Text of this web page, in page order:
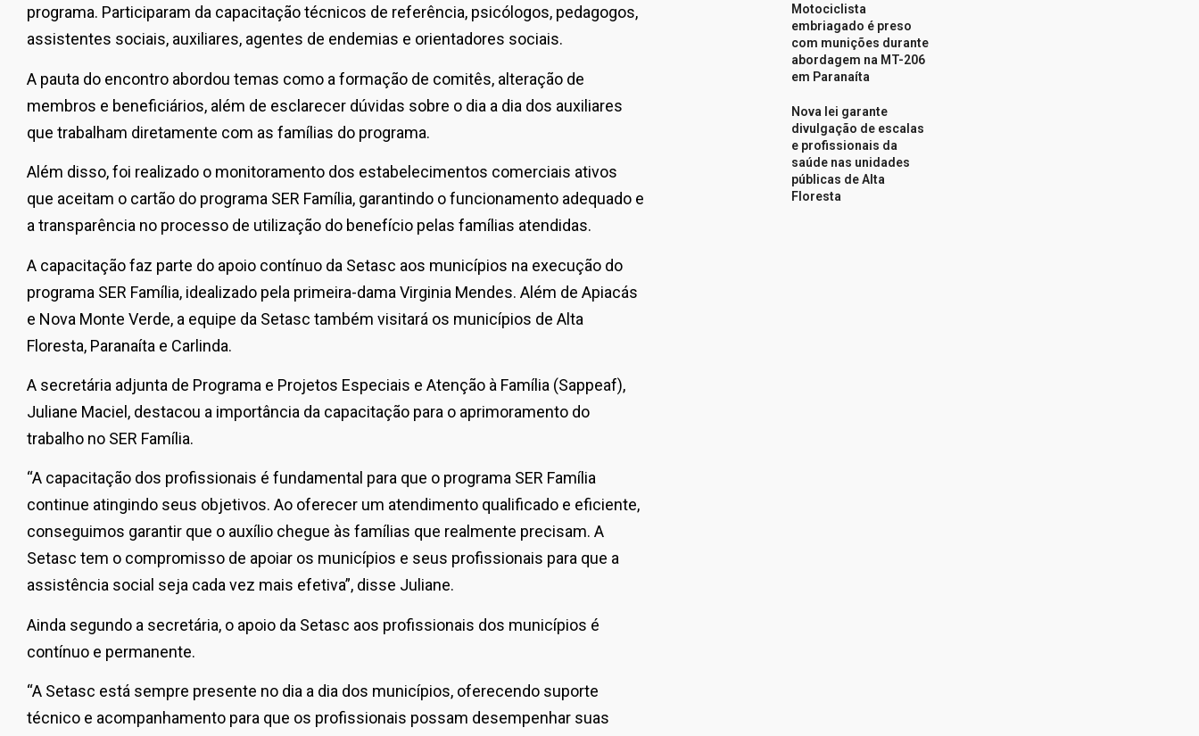
programa. Participaram da capacitação técnicos de referência, psicólogos, pedagogos,
assistentes sociais, auxiliares, agentes de endemias e orientadores sociais.
A pauta do encontro abordou temas como a formação de comitês, alteração de
membros e beneficiários, além de esclarecer dúvidas sobre o dia a dia dos auxiliares
que trabalham diretamente com as famílias do programa.
Além disso, foi realizado o monitoramento dos estabelecimentos comerciais ativos
que aceitam o cartão do programa SER Família, garantindo o funcionamento adequado e
a transparência no processo de utilização do benefício pelas famílias atendidas.
A capacitação faz parte do apoio contínuo da Setasc aos municípios na execução do
programa SER Família, idealizado pela primeira-dama Virginia Mendes. Além de Apiacás
e Nova Monte Verde, a equipe da Setasc também visitará os municípios de Alta
Floresta, Paranaíta e Carlinda.
A secretária adjunta de Programa e Projetos Especiais e Atenção à Família (Sappeaf),
Juliane Maciel, destacou a importância da capacitação para o aprimoramento do
trabalho no SER Família.
“A capacitação dos profissionais é fundamental para que o programa SER Família
continue atingindo seus objetivos. Ao oferecer um atendimento qualificado e eficiente,
conseguimos garantir que o auxílio chegue às famílias que realmente precisam. A
Setasc tem o compromisso de apoiar os municípios e seus profissionais para que a
assistência social seja cada vez mais efetiva”, disse Juliane.
Ainda segundo a secretária, o apoio da Setasc aos profissionais dos municípios é
contínuo e permanente.
“A Setasc está sempre presente no dia a dia dos municípios, oferecendo suporte
técnico e acompanhamento para que os profissionais possam desempenhar suas
Motociclista
embriagado é preso
com munições durante
abordagem na MT-206
em Paranaíta
Nova lei garante
divulgação de escalas
e profissionais da
saúde nas unidades
públicas de Alta
Floresta